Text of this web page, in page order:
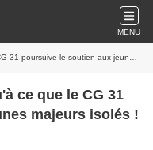
MENU
le soutien aux jeunes majeurs isolés !
ce que le CG 31
majeurs isolés !